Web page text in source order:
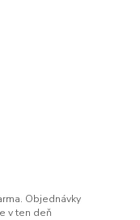
Objednávky
v ten deň